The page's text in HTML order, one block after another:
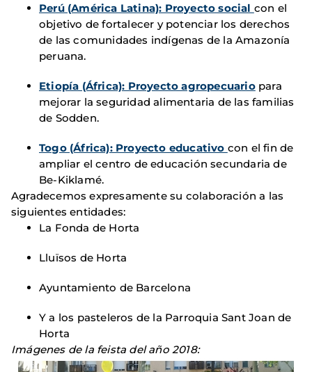
Perú (América Latina): Proyecto social con el
objetivo de fortalecer y potenciar los derechos
de las comunidades indígenas de la Amazonía
peruana.
Etiopía (África): Proyecto agropecuariopara
mejorar la seguridad alimentaria de las familias
de Sodden.
Togo (África): Proyecto educativo con el fin de
ampliar el centro de educación secundaria de
Be-Kiklamé.
Agradecemos expresamente su colaboración a las
siguientes entidades:
La Fonda de Horta
Lluïsos de Horta
Ayuntamiento de Barcelona
Y a los pasteleros de la Parroquia Sant Joan de
Horta
Imágenes de la feista del año 2018: